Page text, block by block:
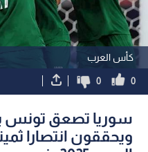
كأس العرب
0
0
سوريا تصعق تونس
ويحققون انتصارا